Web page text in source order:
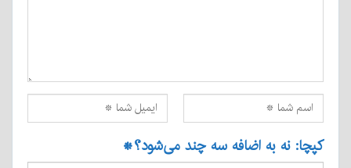
کپچا: نه به اضافه سه چند می‌شود؟*